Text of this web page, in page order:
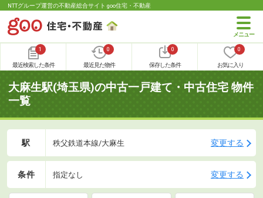
NTTグループ運営の不動産総合サイト goo住宅・不動産
1
最近検索した条件
0
最近見た物件
0
保存した条件
0
お気に入り
大麻生駅(埼玉県)の中古一戸建て・中古住宅 物件
一覧
駅 秩父鉄道本線/大麻生 変更する
条件 指定なし 変更する